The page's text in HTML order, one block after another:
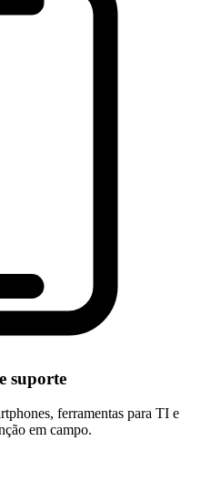
suporte
ferramentas para TI e
em campo.